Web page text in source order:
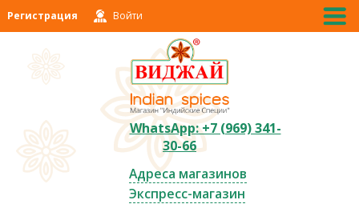
Регистрация Войти
WhatsApp: +7 (969) 341-
30-66
Адреса магазинов
Экспресс-магазин